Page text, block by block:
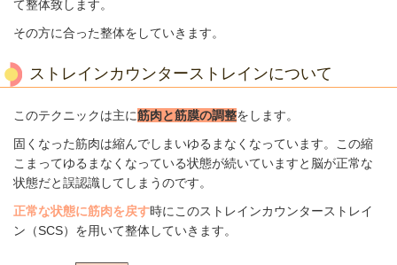
て整体致します。
その方に合った整体をしていきます。
ストレインカウンターストレインについて
このテクニックは主に筋肉と筋膜の調整をします。
固くなった筋肉は縮んでしまいゆるまなくなっています。この縮
こまってゆるまなくなっている状態が続いていますと脳が正常な
状態だと誤認識してしまうのです。
正常な状態に筋肉を戻す時にこのストレインカウンターストレイ
ン（SCS）を用いて整体していきます。